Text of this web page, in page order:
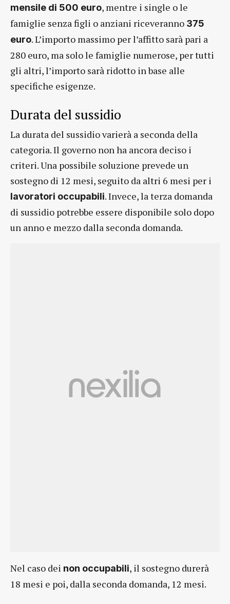
mensile di 500 euro, mentre i single o le
famiglie senza figli o anziani riceveranno 375
euro. L’importo massimo per l’affitto sarà pari a
280 euro, ma solo le famiglie numerose, per tutti
gli altri, l’importo sarà ridotto in base alle
specifiche esigenze.
Durata del sussidio
La durata del sussidio varierà a seconda della
categoria. Il governo non ha ancora deciso i
criteri. Una possibile soluzione prevede un
sostegno di 12 mesi, seguito da altri 6 mesi per i
lavoratori occupabili. Invece, la terza domanda
di sussidio potrebbe essere disponibile solo dopo
un anno e mezzo dalla seconda domanda.
Nel caso dei non occupabili, il sostegno durerà
18 mesi e poi, dalla seconda domanda, 12 mesi.